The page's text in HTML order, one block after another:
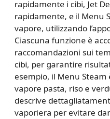
rapidamente i cibi, Jet
rapidamente, e il Menu
vapore, utilizzando
Ciascuna funzione è
raccomandazioni sui
cibi, per garantire
esempio, il Menu
vapore pasta, riso e
descrive
vaporiera per evitare